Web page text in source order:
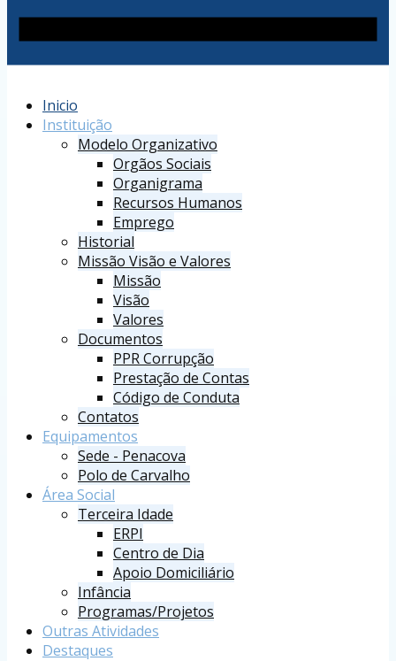
Inicio
Instituição
Modelo Organizativo
Orgãos Sociais
Organigrama
Recursos Humanos
Emprego
Historial
Missão Visão e Valores
Missão
Visão
Valores
Documentos
PPR Corrupção
Prestação de Contas
Código de Conduta
Contatos
Equipamentos
Sede - Penacova
Polo de Carvalho
Área Social
Terceira Idade
ERPI
Centro de Dia
Apoio Domiciliário
Infância
Programas/Projetos
Outras Atividades
Destaques